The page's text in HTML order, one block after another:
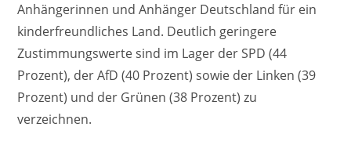
Anhängerinnen und Anhänger Deutschland für ein
kinderfreundliches Land. Deutlich geringere
Zustimmungswerte sind im Lager der SPD (44
Prozent), der AfD (40 Prozent) sowie der Linken (39
Prozent) und der Grünen (38 Prozent) zu
verzeichnen.